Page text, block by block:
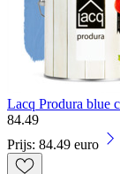
Lacq Produra blue
84.49
Prijs: 84.49 euro